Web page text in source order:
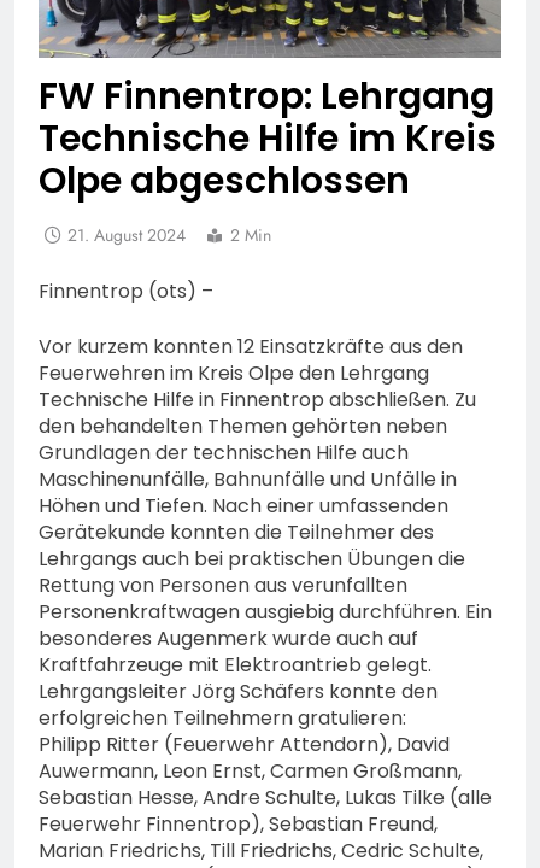
FW Finnentrop: Lehrgang
Technische Hilfe im Kreis
Olpe abgeschlossen
21. August 2024 2 Min
Finnentrop (ots) –
Vor kurzem konnten 12 Einsatzkräfte aus den
Feuerwehren im Kreis Olpe den Lehrgang
Technische Hilfe in Finnentrop abschließen. Zu
den behandelten Themen gehörten neben
Grundlagen der technischen Hilfe auch
Maschinenunfälle, Bahnunfälle und Unfälle in
Höhen und Tiefen. Nach einer umfassenden
Gerätekunde konnten die Teilnehmer des
Lehrgangs auch bei praktischen Übungen die
Rettung von Personen aus verunfallten
Personenkraftwagen ausgiebig durchführen. Ein
besonderes Augenmerk wurde auch auf
Kraftfahrzeuge mit Elektroantrieb gelegt.
Lehrgangsleiter Jörg Schäfers konnte den
erfolgreichen Teilnehmern gratulieren:
Philipp Ritter (Feuerwehr Attendorn), David
Auwermann, Leon Ernst, Carmen Großmann,
Sebastian Hesse, Andre Schulte, Lukas Tilke (alle
Feuerwehr Finnentrop), Sebastian Freund,
Marian Friedrichs, Till Friedrichs, Cedric Schulte,